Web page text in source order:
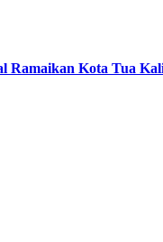
Ramaikan Kota Tua